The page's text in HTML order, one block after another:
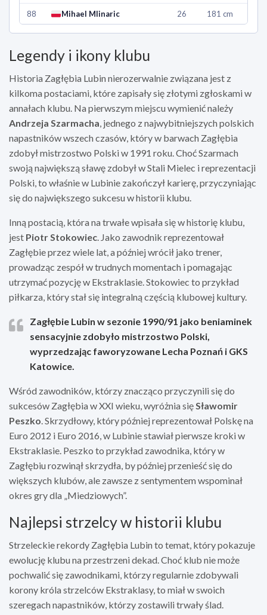
88 Mihael Mlinaric 26 181 cm
Legendy i ikony klubu
Historia Zagłębia Lubin nierozerwalnie związana jest z
kilkoma postaciami, które zapisały się złotymi zgłoskami w
annałach klubu. Na pierwszym miejscu wymienić należy
Andrzeja Szarmacha, jednego z najwybitniejszych polskich
napastników wszech czasów, który w barwach Zagłębia
zdobył mistrzostwo Polski w 1991 roku. Choć Szarmach
swoją największą sławę zdobył w Stali Mielec i reprezentacji
Polski, to właśnie w Lubinie zakończył karierę, przyczyniając
się do największego sukcesu w historii klubu.
Inną postacią, która na trwałe wpisała się w historię klubu,
jest Piotr Stokowiec. Jako zawodnik reprezentował
Zagłębie przez wiele lat, a później wrócił jako trener,
prowadząc zespół w trudnych momentach i pomagając
utrzymać pozycję w Ekstraklasie. Stokowiec to przykład
piłkarza, który stał się integralną częścią klubowej kultury.
Zagłębie Lubin w sezonie 1990/91 jako beniaminek
sensacyjnie zdobyło mistrzostwo Polski,
wyprzedzając faworyzowane Lecha Poznań i GKS
Katowice.
Wśród zawodników, którzy znacząco przyczynili się do
sukcesów Zagłębia w XXI wieku, wyróżnia sięSławomir
Peszko. Skrzydłowy, który później reprezentował Polskę na
Euro 2012 i Euro 2016, w Lubinie stawiał pierwsze kroki w
Ekstraklasie. Peszko to przykład zawodnika, który w
Zagłębiu rozwinął skrzydła, by później przenieść się do
większych klubów, ale zawsze z sentymentem wspominał
okres gry dla „Miedziowych”.
Najlepsi strzelcy w historii klubu
Strzeleckie rekordy Zagłębia Lubin to temat, który pokazuje
ewolucję klubu na przestrzeni dekad. Choć klub nie może
pochwalić się zawodnikami, którzy regularnie zdobywali
korony króla strzelców Ekstraklasy, to miał w swoich
szeregach napastników, którzy zostawili trwały ślad.